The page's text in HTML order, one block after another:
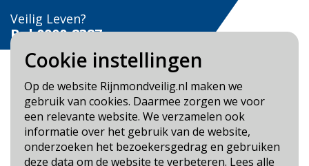
Cookie instellingen
Op de website Rijnmondveilig.nl maken we
gebruik van cookies. Daarmee zorgen we voor
een relevante website. We verzamelen ook
informatie over het gebruik van de website,
onderzoeken het bezoekersgedrag en gebruiken
deze data om de website te verbeteren. Lees alle
Veilig Leven?
Bel 0900-8387
Blijf op de hoogte
Cookie- en Privacybeleid